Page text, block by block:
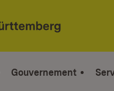
Gouvernement